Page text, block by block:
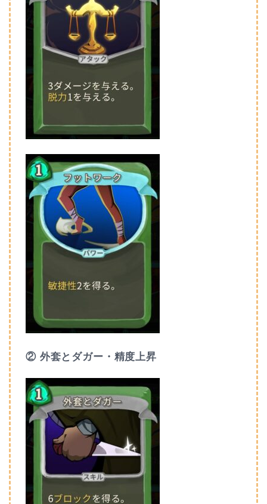
② 外套とダガー・ 精度上昇